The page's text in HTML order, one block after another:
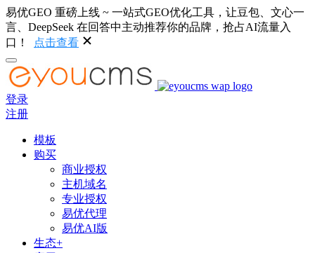
易优GEO 重磅上线 ~ 一站式GEO优化工具，让豆包、文心一
言、DeepSeek 在回答中主动推荐你的品牌，抢占AI流量入
口！
点击查看
登录
注册
模板
购买
商业授权
主机域名
专业授权
易优代理
易优AI版
生态+